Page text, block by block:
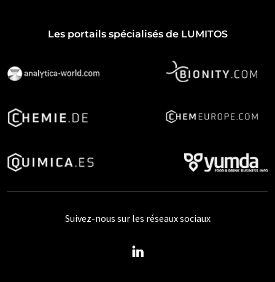
Les portails spécialisés de LUMITOS
Suivez-nous sur les réseaux sociaux